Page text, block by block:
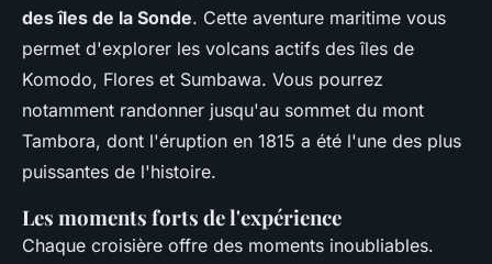
des îles de la Sonde. Cette aventure maritime vous
permet d'explorer les volcans actifs des îles de
Komodo, Flores et Sumbawa. Vous pourrez
notamment randonner jusqu'au sommet du mont
Tambora, dont l'éruption en 1815 a été l'une des plus
puissantes de l'histoire.
Les moments forts de l'expérience
Chaque croisière offre des moments inoubliables.